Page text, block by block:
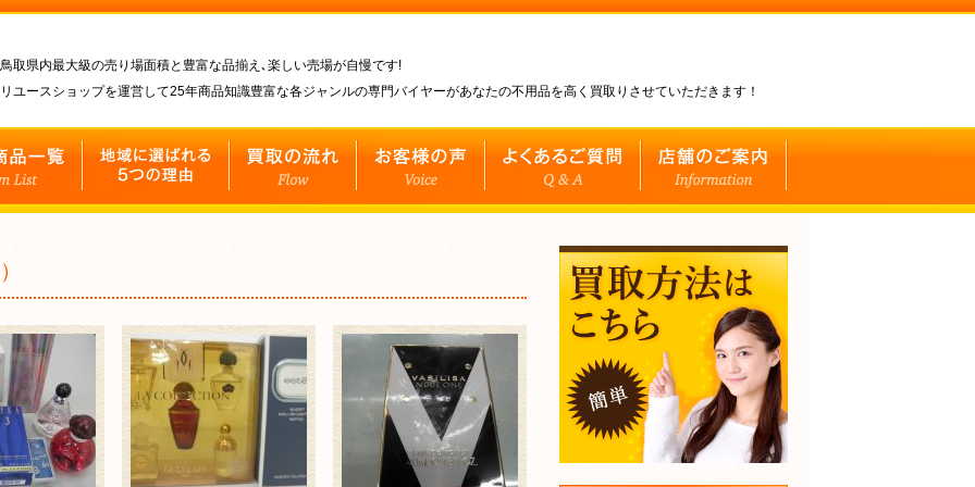
鳥取県内最大級の売り場面積と豊富な品揃え､楽しい売場が自慢です!
リユースショップを運営して25年商品知識豊富な各ジャンルの専門バイヤーがあなたの不用品を高く買取りさせていただきます！